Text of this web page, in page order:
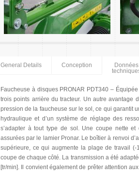
General Details Conception
Données
Faucheuse à disques PRONAR PDT340 –
trois points arrière du tracteur. Un autre avantage
pression de la faucheuse sur le sol, ce qui garantit
hydraulique et d’un système de réglage des
s’adapter à tout type de sol. Une coupe nette
assurées par le lamier Pronar. Le boîtier à renvoi
supérieure, ce qui augmente la plage de travail
coupe de chaque côté. La transmission a été
[tr/min]. Il convient également de prêter attention